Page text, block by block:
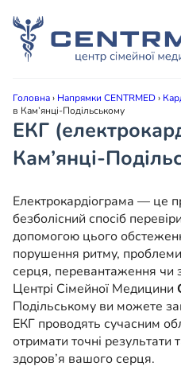
Головна› Напрямки CENTRMED›
в Кам’янці-Подільському
ЕКГ
Кам’янці-
Електрокардіограма — це
безболісний спосіб
допомогою цього
порушення ритму, проблеми
серця, перевантаження чи
Центрі Сімейної Медицини
Подільському ви можете
ЕКГ проводять сучасним
отримати точні результати
здоров’я вашого серця.